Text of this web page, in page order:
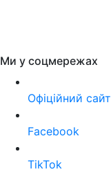
Ми у соцмережах
Офіційний сайт
Facebook
TikTok